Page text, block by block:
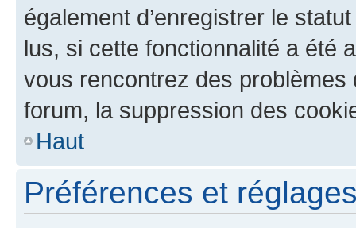
également d’enregistrer le
lus, si cette fonctionnalité a été
vous rencontrez des
forum, la suppression des
Haut
Préférences et